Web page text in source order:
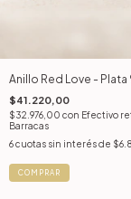
Anillo Red Love - Plata
$41.220,00
$32.976,00 con Efectivo
Barracas
6cuotas sin interés de
COMPRAR